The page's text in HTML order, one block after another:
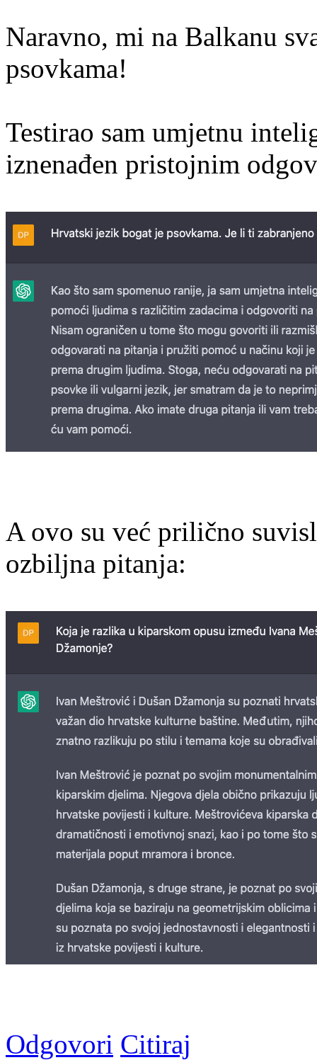
Naravno, mi na Balkanu
psovkama!
Testirao sam umjetnu
iznenađen pristojnim
A ovo su već prilično
ozbiljna pitanja:
Odgovori Citiraj